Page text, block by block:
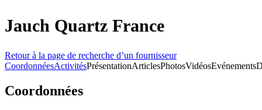
Jauch Quartz France
Retour à la page de recherche d’un fournisseur
CoordonnéesActivitésPrésentationArticlesPhotosVidéosEvénements
Coordonnées